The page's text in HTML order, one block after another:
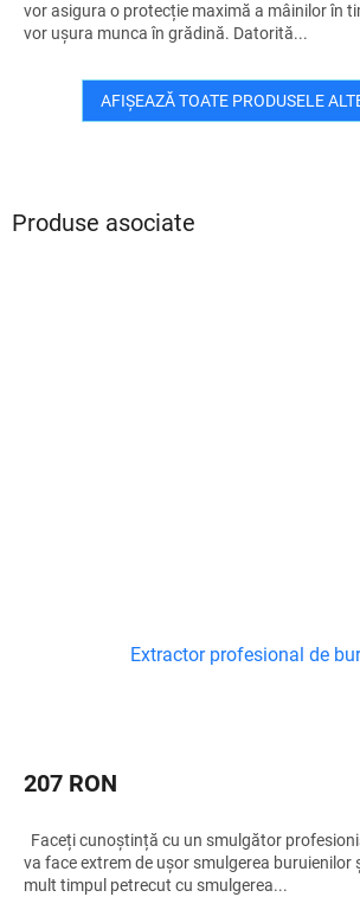
Produse asociate
Extractor profesional de
207 RON
Faceți cunoștință cu un smulgător
va face extrem de ușor smulgerea buruienilor
mult timpul petrecut cu smulgerea...
vor asigura o protecție maximă a mâinilor în
vor ușura munca în grădină. Datorită...
AFIŞEAZĂ TOATE PRODUSELE